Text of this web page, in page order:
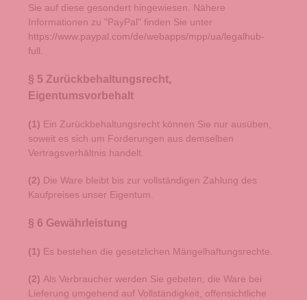
Sie auf diese gesondert hingewiesen. Nähere
Informationen zu "PayPal" finden Sie unter
https://www.paypal.com/de/webapps/mpp/ua/legalhub-
full.
§ 5 Zurückbehaltungsrecht,
Eigentumsvorbehalt
(1) Ein Zurückbehaltungsrecht können Sie nur ausüben,
soweit es sich um Forderungen aus demselben
Vertragsverhältnis handelt.
(2) Die Ware bleibt bis zur vollständigen Zahlung des
Kaufpreises unser Eigentum.
§ 6 Gewährleistung
(1) Es bestehen die gesetzlichen Mängelhaftungsrechte.
(2) Als Verbraucher werden Sie gebeten, die Ware bei
Lieferung umgehend auf Vollständigkeit, offensichtliche